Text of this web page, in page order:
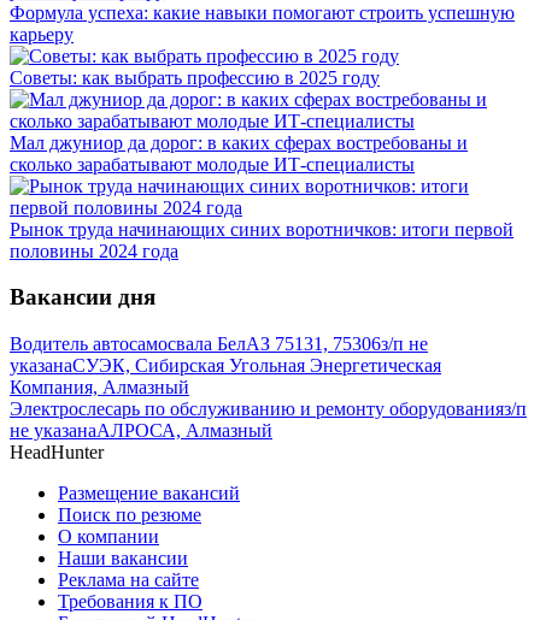
Формула успеха: какие навыки помогают строить успешную
карьеру
Советы: как выбрать профессию в 2025 году
Мал джуниор да дорог: в каких сферах востребованы и
сколько зарабатывают молодые ИТ-специалисты
Рынок труда начинающих синих воротничков: итоги первой
половины 2024 года
Вакансии дня
Водитель автосамосвала БелАЗ 75131, 75306з/п не
указанаСУЭК, Сибирская Угольная Энергетическая
Компания, Алмазный
Электрослесарь по обслуживанию и ремонту оборудованияз/п
не указанаАЛРОСА, Алмазный
HeadHunter
Размещение вакансий
Поиск по резюме
О компании
Наши вакансии
Реклама на сайте
Требования к ПО